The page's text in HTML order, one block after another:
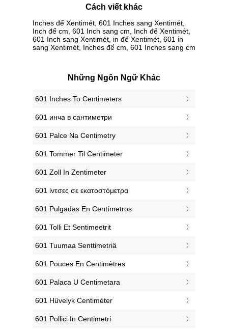
Cách viết khác
Inches để Xentimét, 601 Inches sang Xentimét,
Inch để cm, 601 Inch sang cm, Inch để Xentimét,
601 Inch sang Xentimét, in để Xentimét, 601 in
sang Xentimét, Inches để cm, 601 Inches sang cm
Những Ngôn Ngữ Khác
‎601 Inches To Centimeters
‎601 инча в сантиметри
‎601 Palce Na Centimetry
‎601 Tommer Til Centimeter
‎601 Zoll In Zentimeter
‎601 ίντσες σε εκατοστόμετρα
‎601 Pulgadas En Centímetros
‎601 Tolli Et Sentimeetrit
‎601 Tuumaa Senttimetriä
‎601 Pouces En Centimètres
‎601 Palaca U Centimetara
‎601 Hüvelyk Centiméter
‎601 Pollici In Centimetri